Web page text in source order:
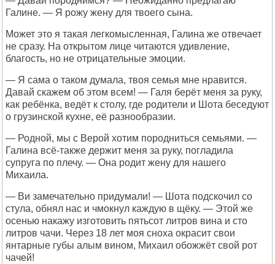
Галине. — Я рожу жену для твоего сына.
Может это я такая легкомысленная, Галина же отвечает
не сразу. На открытом лице читаются удивление,
благость, но не отрицательные эмоции.
— Я сама о таком думала, твоя семья мне нравится.
Давай скажем об этом всем! — Галя берёт меня за руку,
как ребёнка, ведёт к столу, где родители и Шота беседуют
о грузинской кухне, её разнообразии.
— Родной, мы с Верой хотим породниться семьями. —
Галина всё-также держит меня за руку, погладила
супруга по плечу. — Она родит жену для нашего
Михаила.
— Ви замечательно придумали! — Шота подскочил со
стула, обнял нас и чмокнул каждую в щёку. — Этой же
осенью накажу изготовить пятьсот литров вина и сто
литров чачи. Через 18 лет моя сноха окрасит свои
янтарные губы алым вином, Михаил обожжёт свой рот
чачей!